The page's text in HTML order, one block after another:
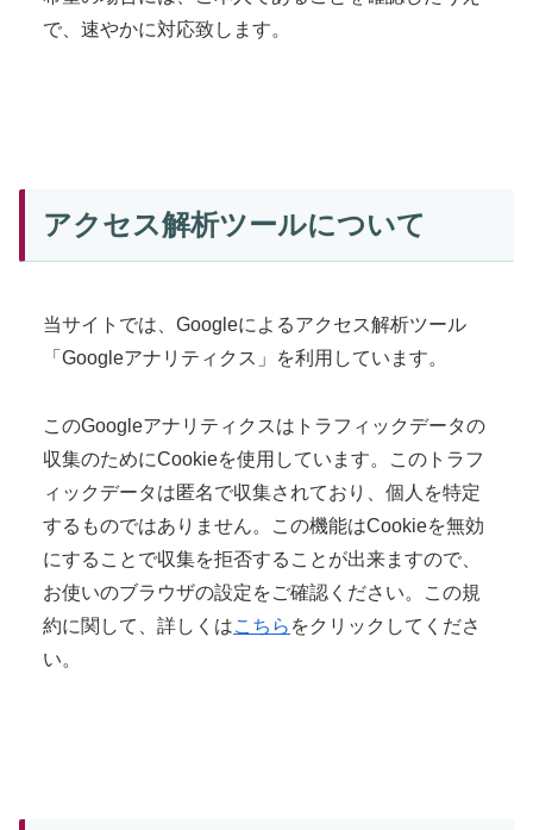
で、速やかに対応致します。
アクセス解析ツールについて
当サイトでは、Googleによるアクセス解析ツール
「Googleアナリティクス」を利用しています。
このGoogleアナリティクスはトラフィックデータの
収集のためにCookieを使用しています。このトラフ
ィックデータは匿名で収集されており、個人を特定
するものではありません。この機能はCookieを無効
にすることで収集を拒否することが出来ますので、
お使いのブラウザの設定をご確認ください。この規
約に関して、詳しくはこちら をクリックしてくださ
い。